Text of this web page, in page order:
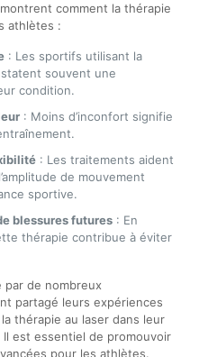
comment la thérapie
athlètes :
: Les sportifs utilisant la
souvent une
condition.
: Moins d’inconfort signifie
: Les traitements aident
de mouvement
sportive.
blessures futures: En
thérapie contribue à éviter
par de nombreux
partagé leurs expériences
thérapie au laser dans leur
est essentiel de promouvoir
pour les athlètes.